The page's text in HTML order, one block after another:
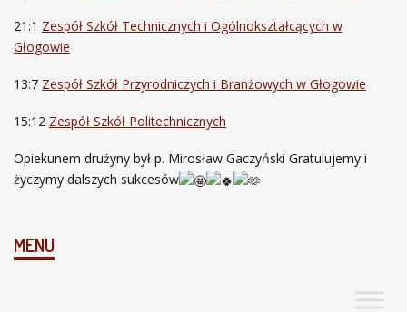
21:1 Zespół Szkół Technicznych i Ogólnokształcących w
Głogowie
13:7 Zespół Szkół Przyrodniczych i Branżowych w Głogowie
15:12 Zespół Szkół Politechnicznych
Opiekunem drużyny był p. Mirosław Gaczyński Gratulujemy i
życzymy dalszych sukcesów
MENU